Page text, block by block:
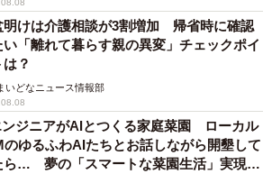
明けは介護相談が3割増加 帰省時に確認
い「離れて暮らす親の異変」チェックポイ
？
いどなニュース情報部
ンジニアがAIとつくる家庭菜園 ローカル
のゆるふわAIたちとお話しながら開墾して
ら… 夢の「スマートな菜園生活」実現な